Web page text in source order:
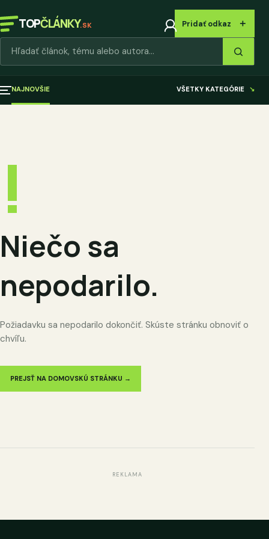
TOPČLÁNKY.SK Pridať odkaz ＋
NAJNOVŠIE VŠETKY KATEGÓRIE ↘
!
Niečo sa
nepodarilo.
Požiadavku sa nepodarilo dokončiť. Skúste stránku obnoviť o
chvíľu.
PREJSŤ NA DOMOVSKÚ STRÁNKU →
REKLAMA